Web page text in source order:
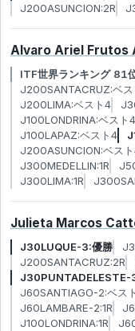
J200ASUNCION:2R
Alvaro Ariel Frutos
ITF世界ランキング 81
J200SANTACRUZ:ベ
J200LIMA:ベスト4
J100LONDRINA:ベスト4
J100LAPAZ:ベスト4
J200ASUNCION:ベス
J300MEDELLIN:1R
J300LIMA:1R
Julieta Marcos
J30LUQUE-3:優勝
J200SANTACRUZ:2R
J30PUNTADELESTE-
J60SANTIAGO-2:ベス
J60LAMBARE-2:1R
J100LONDRINA:1R